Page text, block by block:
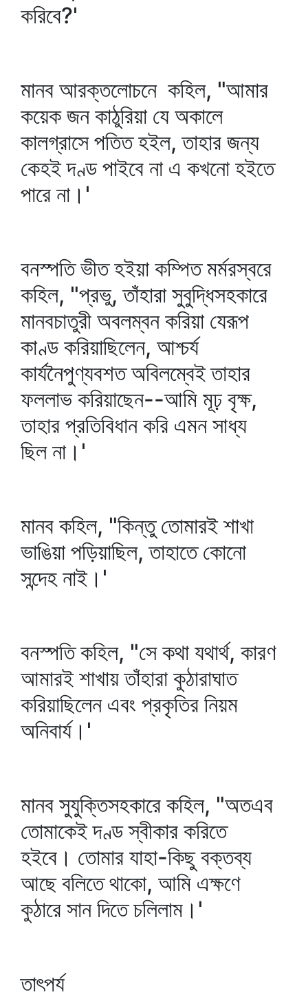
করিবে?'
মানব আরক্তলোচনে কহিল, "আমার
কয়েক জন কাঠুরিয়া যে অকালে
কালগ্রাসে পতিত হইল, তাহার জন্য
কেহই দণ্ড পাইবে না এ কখনো হইতে
পারে না।'
বনস্পতি ভীত হইয়া কম্পিত মর্মরস্বরে
কহিল, "প্রভু, তাঁহারা সুবুদ্ধিসহকারে
মানবচাতুরী অবলম্বন করিয়া যেরূপ
কাণ্ড করিয়াছিলেন, আশ্চর্য
কার্যনৈপুণ্যবশত অবিলম্বেই তাহার
ফললাভ করিয়াছেন--আমি মূঢ় বৃক্ষ,
তাহার প্রতিবিধান করি এমন সাধ্য
ছিল না।'
মানব কহিল, "কিন্তু তোমারই শাখা
ভাঙিয়া পড়িয়াছিল, তাহাতে কোনো
সন্দেহ নাই।'
বনস্পতি কহিল, "সে কথা যথার্থ, কারণ
আমারই শাখায় তাঁহারা কুঠারাঘাত
করিয়াছিলেন এবং প্রকৃতির নিয়ম
অনিবার্য।'
মানব সুযুক্তিসহকারে কহিল, "অতএব
তোমাকেই দণ্ড স্বীকার করিতে
হইবে। তোমার যাহা-কিছু বক্তব্য
আছে বলিতে থাকো, আমি এক্ষণে
কুঠারে সান দিতে চলিলাম।'
তাৎপর্য